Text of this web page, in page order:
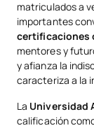
matriculados a
importantes
certificaciones
mentores y
y afianza la
caracteriza a la
La Universidad
calificación